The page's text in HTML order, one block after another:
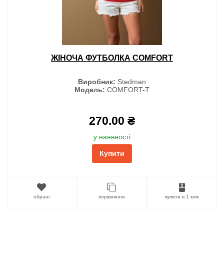
ЖІНОЧА ФУТБОЛКА COMFORT
Виробник: Stedman
Модель: COMFORT-T
270.00 ₴
у наявності
Купити
обрані порівняння купити в 1 клік